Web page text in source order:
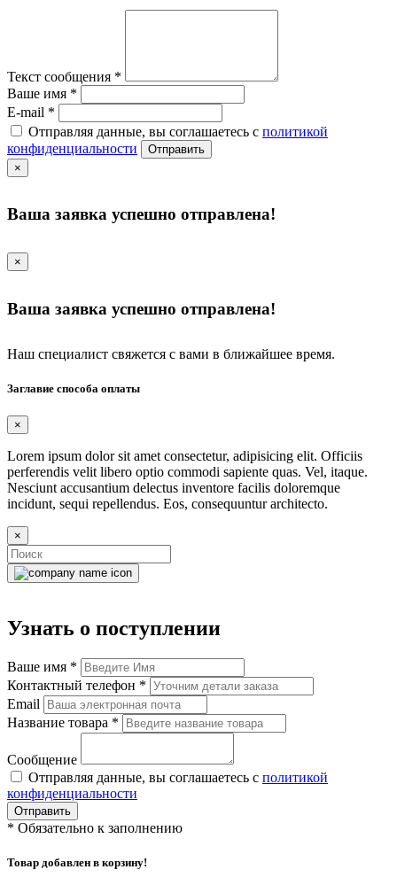
Текст сообщения *
Ваше имя *
E-mail *
Отправляя данные, вы соглашаетесь с политикой
конфиденциальности
Отправить
×
Ваша заявка успешно отправлена!
×
Ваша заявка успешно отправлена!
Наш специалист свяжется с вами в ближайшее время.
Заглавие способа оплаты
×
Lorem ipsum dolor sit amet consectetur, adipisicing elit. Officiis
perferendis velit libero optio commodi sapiente quas. Vel, itaque.
Nesciunt accusantium delectus inventore facilis doloremque
incidunt, sequi repellendus. Eos, consequuntur architecto.
×
Узнать о поступлении
Ваше имя *
Контактный телефон *
Email
Название товара *
Сообщение
Отправляя данные, вы соглашаетесь с политикой
конфиденциальности
Отправить
* Обязательно к заполнению
Товар добавлен в корзину!